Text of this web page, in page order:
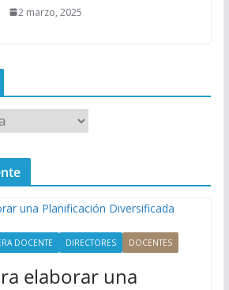
2 marzo, 2025
DOCENTE DIRECTORES DOCENTES
elaborar una